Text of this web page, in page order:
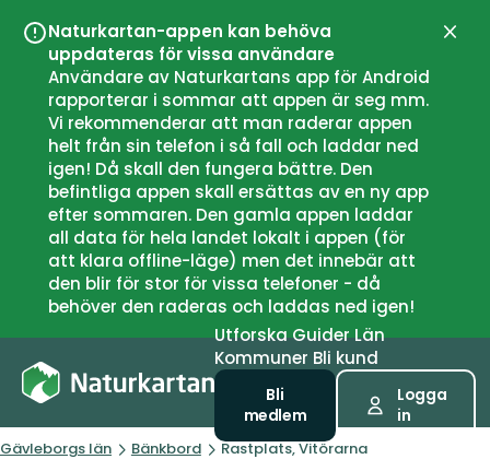
Naturkartan-appen kan behöva
uppdateras för vissa användare
Användare av Naturkartans app för Android
rapporterar i sommar att appen är seg mm.
Vi rekommenderar att man raderar appen
helt från sin telefon i så fall och laddar ned
igen! Då skall den fungera bättre. Den
befintliga appen skall ersättas av en ny app
efter sommaren. Den gamla appen laddar
all data för hela landet lokalt i appen (för
att klara offline-läge) men det innebär att
den blir för stor för vissa telefoner - då
behöver den raderas och laddas ned igen!
UtforskaGuiderLän
Kommuner Bli kund
Bli
medlem
Logga
in
Gävleborgs län Bänkbord Rastplats, Vitörarna